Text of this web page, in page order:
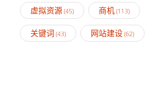
虚拟资源(45) 商机(113)
关键词 (43) 网站建设(62)